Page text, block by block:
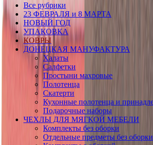
Все рубрики
23 ФЕВРАЛЯ и 8 МАРТА
НОВЫЙ ГОД
УПАКОВКА
КОВРЫ
ДОНЕЦКАЯ МАНУФАКТУРА
Халаты
Салфетки
Простыни махровые
Полотенца
Скатерти
Кухонные полотенца и
Подарочные наборы
ЧЕХЛЫ ДЛЯ МЯГКОЙ МЕБЕЛИ
Комплекты без оборки
Отдельные предметы без оборки